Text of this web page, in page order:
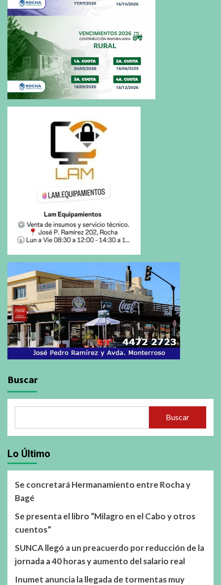
Buscar
Buscar
Lo Último
Se concretará Hermanamiento entre Rocha y
Bagé
Se presenta el libro “Milagro en el Cabo y otros
cuentos”
SUNCA llegó a un preacuerdo por reducción de la
jornada a 40 horas y aumento del salario real
Inumet anuncia la llegada de tormentas muy